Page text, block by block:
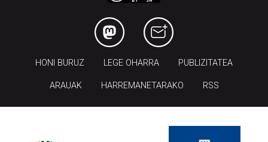
HONI BURUZ LEGE OHARRA PUBLIZITATEA
ARAUAK HARREMANETARAKO RSS